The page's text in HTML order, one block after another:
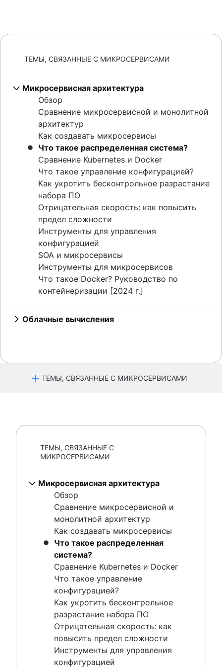
ТЕМЫ, СВЯЗАННЫЕ С МИКРОСЕРВИСАМИ
Микросервисная архитектура
Обзор
Сравнение микросервисной и монолитной
архитектур
Как создавать микросервисы
Что такое распределенная система?
Сравнение Kubernetes и Docker
Что такое управление конфигурацией?
Как укротить бесконтрольное разрастание
набора ПО
Отрицательная скорость: как повысить
предел сложности
Инструменты для управления
конфигурацией
SOA и микросервисы
Инструменты для микросервисов
Что такое Docker? Руководство по
контейнеризации [2024 г.]
Облачные вычисления
Облачная инфраструктура (IaaS-
Выход в облако
архитектуры
Безопасность микросервисов
Шаблоны проектирования микросервисов
ТЕМЫ, СВЯЗАННЫЕ С МИКРОСЕРВИСАМИ
архитектур
Как создавать микросервисы
Сравнение Kubernetes и Docker
Что такое управление конфигурацией?
Как укротить бесконтрольное разрастание
набора ПО
Отрицательная скорость: как повысить предел
сложности
Инструменты для управления конфигурацией
SOA и микросервисы
Инструменты для микросервисов
Что такое Docker? Руководство по
контейнеризации [2024 г.]
Облачные вычисления
Сравнение контейнеров и виртуальных машин
Инфраструктура как код (IaC-обработка)
ТЕМЫ, СВЯЗАННЫЕ С
МИКРОСЕРВИСАМИ
Микросервисная архитектура
Обзор
Сравнение микросервисной и
монолитной архитектур
Как создавать микросервисы
Что такое распределенная
система?
Сравнение Kubernetes и Docker
Что такое управление
конфигурацией?
Как укротить бесконтрольное
разрастание набора ПО
Отрицательная скорость: как
повысить предел сложности
Инструменты для управления
конфигурацией